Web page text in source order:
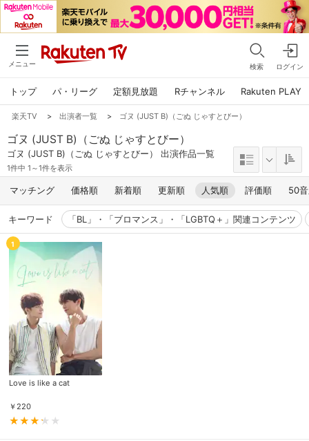
メニュー 検索 ログイン
トップ パ・リーグ 定額見放題 Rチャンネル Rakuten PLAY
楽天TV > 出演者一覧 > ゴヌ (JUST B)（ごぬ じゃすとびー）
ゴヌ (JUST B)（ごぬ じゃすとびー）
ゴヌ (JUST B)（ごぬ じゃすとびー） 出演作品一覧
1件中 1～1件を表示
マッチング 価格順 新着順 更新順 人気順 評価順 50
キーワード 「BL」・「ブロマンス」・「LGBTQ＋」関連コンテンツ
1
Love is like a cat
￥ 220